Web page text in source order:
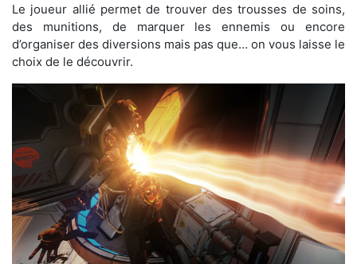
Le joueur allié permet de trouver des trousses de soins,
des munitions, de marquer les ennemis ou encore
d’organiser des diversions mais pas que… on vous laisse le
choix de le découvrir.